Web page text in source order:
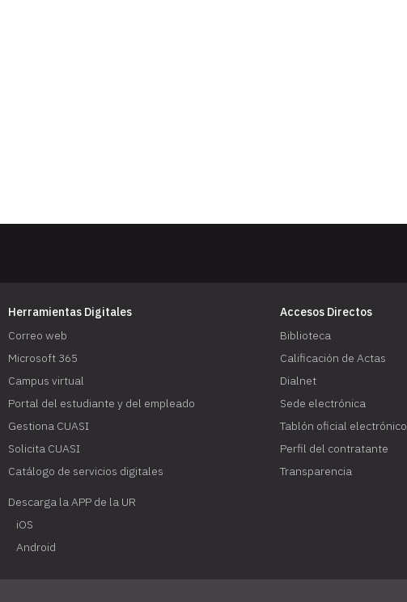
Herramientas Digitales
Correo web
Microsoft 365
Campus virtual
Portal del estudiante y del empleado
Gestiona CUASI
Solicita CUASI
Catálogo de servicios digitales
Descarga la APP de la UR
iOS
Android
Accesos Directos
Biblioteca
Calificación de Actas
Dialnet
Sede electrónica
Tablón oficial electrónico
Perfil del contratante
Transparencia